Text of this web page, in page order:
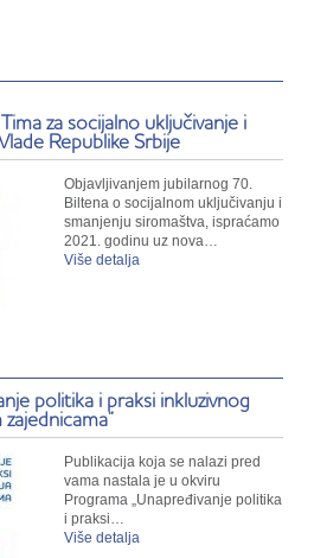
za socijalno uključivanje i
Republike Srbije
Objavljivanjem jubilarnog 70.
Biltena o socijalnom uključivanju i
smanjenju siromaštva, ispraćamo
2021. godinu uz nova…
Više detalja
politika i praksi inkluzivnog
Publikacija koja se nalazi pred
vama nastala je u okviru
Programa „Unapređivanje politika
i praksi…
Više detalja